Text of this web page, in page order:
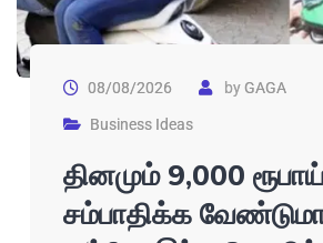
08/08/2026 byGAGA
Business Ideas
தினமும் 9,000
சம்பாதிக்க